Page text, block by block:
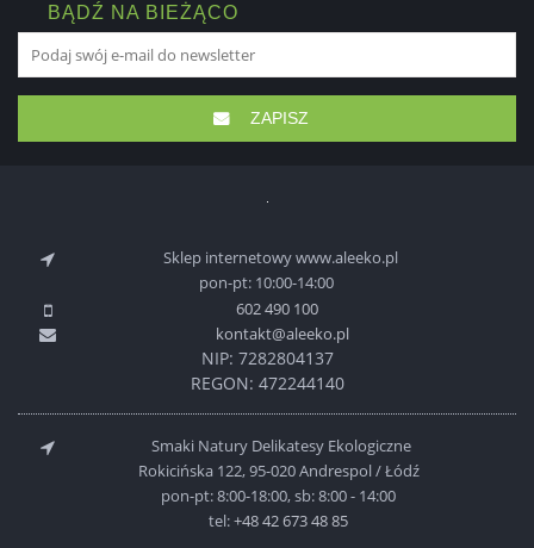
BĄDŹ NA BIEŻĄCO
ZAPISZ
Sklep internetowy www.aleeko.pl
pon-pt: 10:00-14:00
602 490 100
kontakt@aleeko.pl
NIP: 7282804137
REGON: 472244140
Smaki Natury Delikatesy Ekologiczne
Rokicińska 122, 95-020 Andrespol / Łódź
pon-pt: 8:00-18:00, sb: 8:00 - 14:00
tel:+48 42 673 48 85